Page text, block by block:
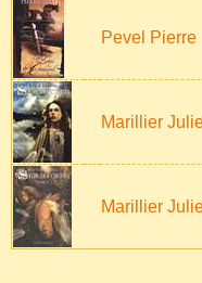
Pevel Pierre
Marillier
Marillier